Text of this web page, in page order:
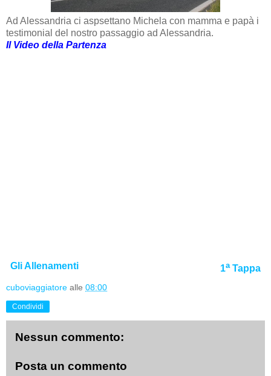
Ad Alessandria ci aspsettano Michela con mamma e papà i
testimonial del nostro passaggio ad Alessandria.
Il Video della Partenza
Gli Allenamenti 1aTappa
cuboviaggiatore alle 08:00
Condividi
Nessun commento:
Posta un commento